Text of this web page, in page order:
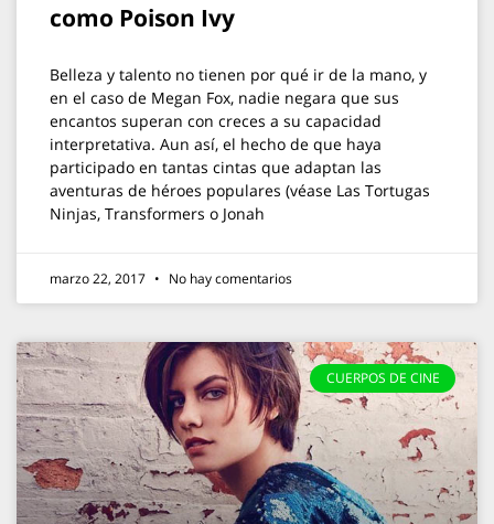
como Poison Ivy
Belleza y talento no tienen por qué ir de la mano, y
en el caso de Megan Fox, nadie negara que sus
encantos superan con creces a su capacidad
interpretativa. Aun así, el hecho de que haya
participado en tantas cintas que adaptan las
aventuras de héroes populares (véase Las Tortugas
Ninjas, Transformers o Jonah
marzo 22, 2017 No hay comentarios
CUERPOS DE CINE